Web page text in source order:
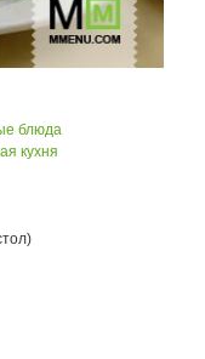
блюда
кухня